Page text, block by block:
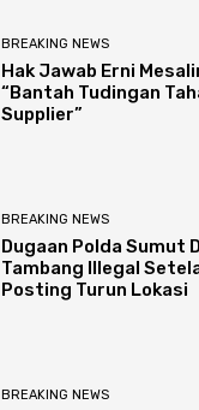
BREAKING NEWS
Hak Jawab Erni
“Bantah Tudingan
Supplier”
BREAKING NEWS
Dugaan Polda Sumut
Tambang Illegal
Posting Turun Lokasi
BREAKING NEWS